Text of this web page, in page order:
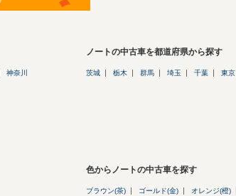
神奈川
ノートの中古車を都道府県から探す
茨城 栃木 群馬 埼玉 千葉 東京
色からノートの中古車を探す
ブラウン(茶) ゴールド(金) オレンジ(橙)